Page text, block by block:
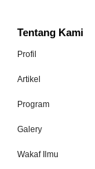
Tentang Kami
Profil
Artikel
Program
Galery
Wakaf Ilmu